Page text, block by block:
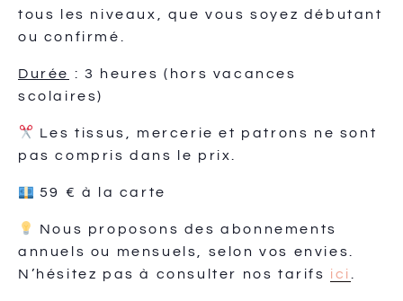
tous les niveaux, que vous soyez débutant
ou confirmé.
Durée : 3 heures (hors vacances
scolaires)
Les tissus, mercerie et patrons ne sont
pas compris dans le prix.
59 € à la carte
Nous proposons des abonnements
annuels ou mensuels, selon vos envies.
N’hésitez pas à consulter nos tarifs ici